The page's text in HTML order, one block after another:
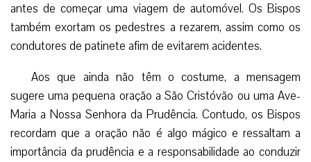
antes de começar uma viagem de automóvel. Os Bispos
também exortam os pedestres a rezarem, assim como os
condutores de patinete afim de evitarem acidentes.
Aos que ainda não têm o costume, a mensagem
sugere uma pequena oração a São Cristóvão ou uma Ave-
Maria a Nossa Senhora da Prudência. Contudo, os Bispos
recordam que a oração não é algo mágico e ressaltam a
importância da prudência e a responsabilidade ao conduzir